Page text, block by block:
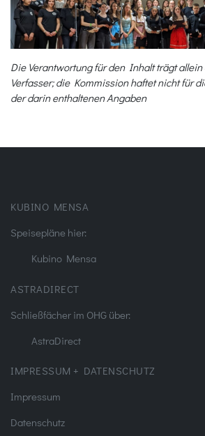
Die Verantwortung für den Inhalt trägt
Verfasser; die Kommission haftet nicht für
der darin enthaltenen Angaben
KUBINO MENSA
Speisepläne hier:
Kubino Mensa
ASTRADIRECT
Schließfächer im OHG über:
AstraDirect
IMPRESSUM + DATENSCHUTZ
Impressum
Datenschutz